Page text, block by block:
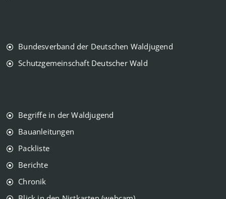
Bundesverband der Deutschen Waldjugend
Schutzgemeinschaft Deutscher Wald
Begriffe in der Waldjugend
Bauanleitungen
Packliste
Berichte
Chronik